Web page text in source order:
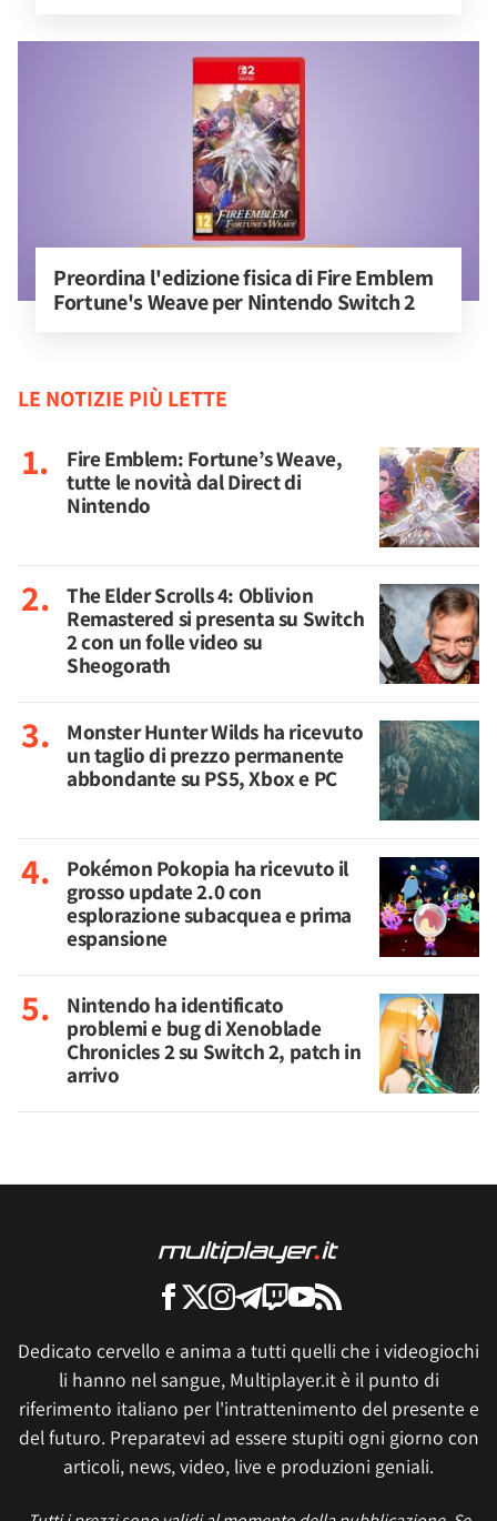
Preordina l'edizione fisica di Fire Emblem
Fortune's Weave per Nintendo Switch 2
LE NOTIZIE PIÙ LETTE
Fire Emblem: Fortune’s Weave,
tutte le novità dal Direct di
Nintendo
The Elder Scrolls 4: Oblivion
Remastered si presenta su Switch
2 con un folle video su
Sheogorath
Monster Hunter Wilds ha ricevuto
un taglio di prezzo permanente
abbondante su PS5, Xbox e PC
Pokémon Pokopia ha ricevuto il
grosso update 2.0 con
esplorazione subacquea e prima
espansione
Nintendo ha identificato
problemi e bug di Xenoblade
Chronicles 2 su Switch 2, patch in
arrivo
Dedicato cervello e anima a tutti quelli che i videogiochi
li hanno nel sangue, Multiplayer.it è il punto di
riferimento italiano per l'intrattenimento del presente e
del futuro. Preparatevi ad essere stupiti ogni giorno con
articoli, news, video, live e produzioni geniali.